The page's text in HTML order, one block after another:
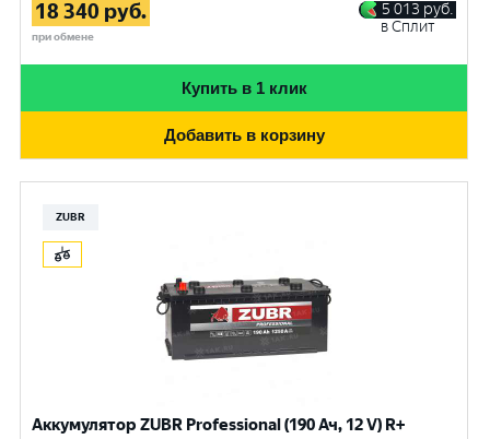
18 340 руб.
при обмене
5 013 руб.
в Сплит
Купить в 1 клик
Добавить в корзину
ZUBR
Аккумулятор ZUBR Professional (190 Ач, 12 V) R+